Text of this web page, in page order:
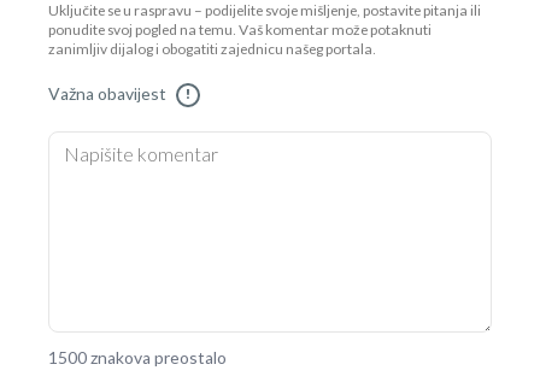
Uključite se u raspravu – podijelite svoje mišljenje, postavite pitanja ili
ponudite svoj pogled na temu. Vaš komentar može potaknuti
zanimljiv dijalog i obogatiti zajednicu našeg portala.
Važna obavijest !
1500 znakova preostalo